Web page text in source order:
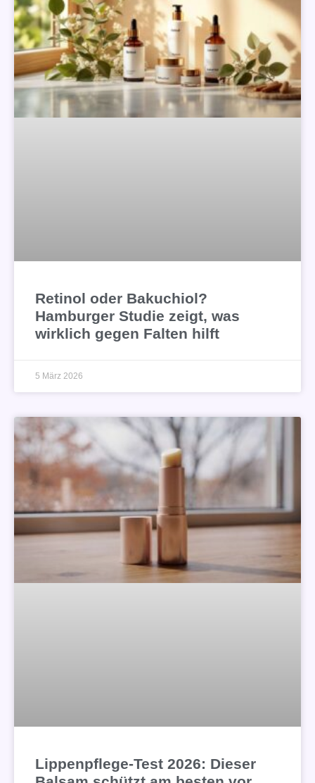
Retinol oder Bakuchiol?
Hamburger Studie zeigt, was
wirklich gegen Falten hilft
5 März 2026
Lippenpflege-Test 2026: Dieser